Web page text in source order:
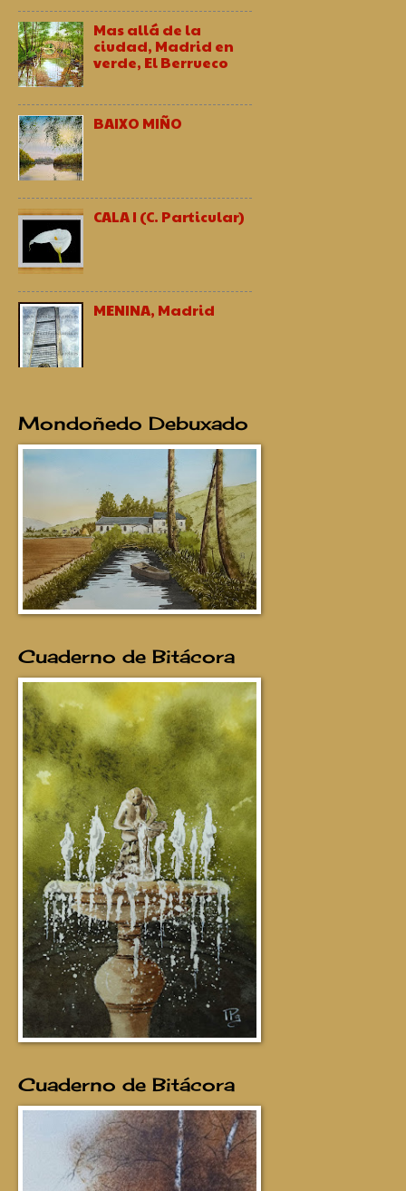
Mas allá de la
ciudad, Madrid en
verde, El Berrueco
BAIXO MIÑO
CALA I (C. Particular)
MENINA, Madrid
Mondoñedo Debuxado
Cuaderno de Bitácora
Cuaderno de Bitácora